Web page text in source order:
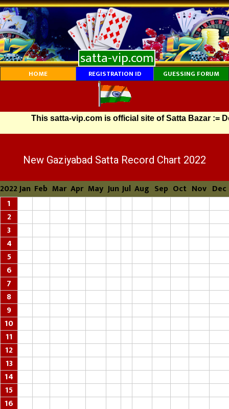
satta-vip.com
HOME REGISTRATION ID GUESSING FORUM
This satta-vip.com is official site of Satta Bazar :=
New Gaziyabad Satta Record Chart 2022
2022Jan Feb Mar Apr May Jun Jul Aug Sep Oct Nov Dec
1
2
3
4
5
6
7
8
9
10
11
12
13
14
15
16